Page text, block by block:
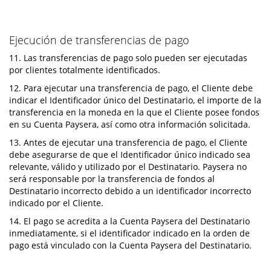
Ejecución de transferencias de pago
11. Las transferencias de pago solo pueden ser ejecutadas
por clientes totalmente identificados.
12. Para ejecutar una transferencia de pago, el Cliente debe
indicar el Identificador único del Destinatario, el importe de la
transferencia en la moneda en la que el Cliente posee fondos
en su Cuenta Paysera, así como otra información solicitada.
13. Antes de ejecutar una transferencia de pago, el Cliente
debe asegurarse de que el Identificador único indicado sea
relevante, válido y utilizado por el Destinatario. Paysera no
será responsable por la transferencia de fondos al
Destinatario incorrecto debido a un identificador incorrecto
indicado por el Cliente.
14. El pago se acredita a la Cuenta Paysera del Destinatario
inmediatamente, si el identificador indicado en la orden de
pago está vinculado con la Cuenta Paysera del Destinatario.